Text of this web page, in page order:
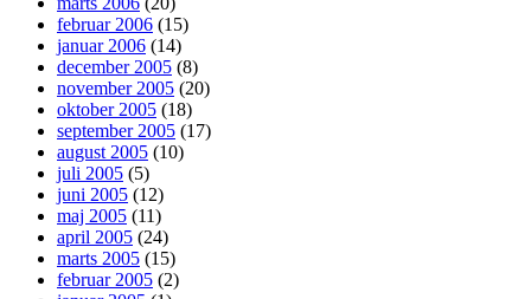
februar 2006 (15)
januar 2006 (14)
december 2005 (8)
november 2005 (20)
oktober 2005 (18)
september 2005 (17)
august 2005 (10)
juli 2005 (5)
juni 2005 (12)
maj 2005 (11)
april 2005 (24)
marts 2005 (15)
februar 2005 (2)